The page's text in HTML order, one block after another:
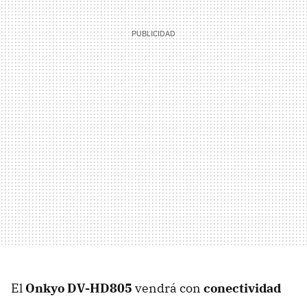
El Onkyo DV-HD805 vendrá con conectividad